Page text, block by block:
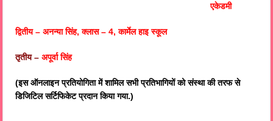
एकेडमी
द्वितीय – अनन्या सिंह, क्लास – 4, कार्मेल हाइ स्कूल
तृतीय – अपूर्वा सिंह
(इस ऑनलाइन प्रतियोगिता में शामिल सभी प्रतिभागियों को संस्था की तरफ से
डिजिटिल सर्टिफिकेट प्रदान किया गया.)